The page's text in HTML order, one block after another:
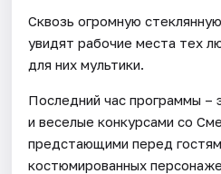
Сквозь огромную
увидят рабочие места тех
для них мультики.
Последний час программы –
и веселые конкурсами со
предстающими перед
костюмированных